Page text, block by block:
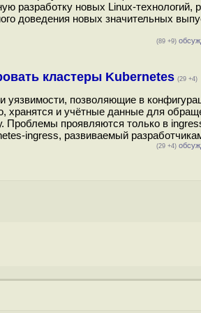
разработку новых Linux-технологий,
доведения новых значительных
(89 +9)
кластеры Kubernetes (29 +4)
уязвимости, позволяющие в
хранятся и учётные данные для
Проблемы проявляются только в
ingress, развиваемый
(29 +4)